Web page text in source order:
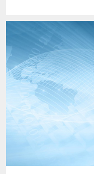
itibaren iki takım
özellikle hızlı